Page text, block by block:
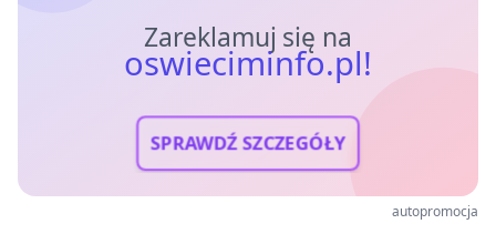
Zareklamuj się na
oswieciminfo.pl!
SPRAWDŹ SZCZEGÓŁY
autopromocja